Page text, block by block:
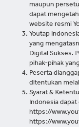
maupun
dapat
website resmi
Youtap
yang
Digital Sukses.
pihak-pihak
Peserta
ditentukan
Syarat &
Indonesia
https://
https://